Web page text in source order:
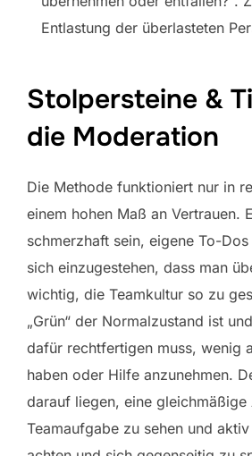
Entlastung der überlasteten
Stolpersteine &
die Moderation
Die Methode funktioniert nur in
einem hohen Maß an Vertrauen.
schmerzhaft sein, eigene To-
sich einzugestehen, dass man
wichtig, die Teamkultur so zu
„Grün“ der Normalzustand ist
dafür rechtfertigen muss, wenig
haben oder Hilfe anzunehmen.
darauf liegen, eine gleichmäßige
Teamaufgabe zu sehen und